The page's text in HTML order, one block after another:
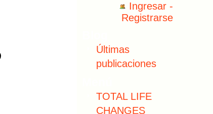
Ingresar -
Registrarse
Últimas
publicaciones
TOTAL LIFE
CHANGES